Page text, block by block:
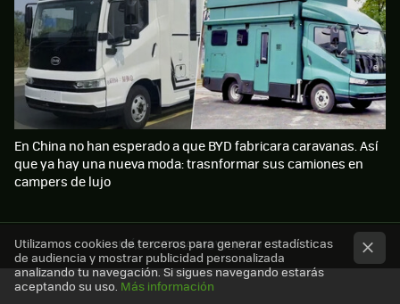
MÁS XATAKA MOVILIDAD
En China no han esperado a que BYD fabricara caravanas. Así
que ya hay una nueva moda: trasnformar sus camiones en
campers de lujo
Utilizamos cookies de terceros para generar estadísticas
de audiencia y mostrar publicidad personalizada
analizando tu navegación. Si sigues navegando estarás
aceptando su uso. Más información